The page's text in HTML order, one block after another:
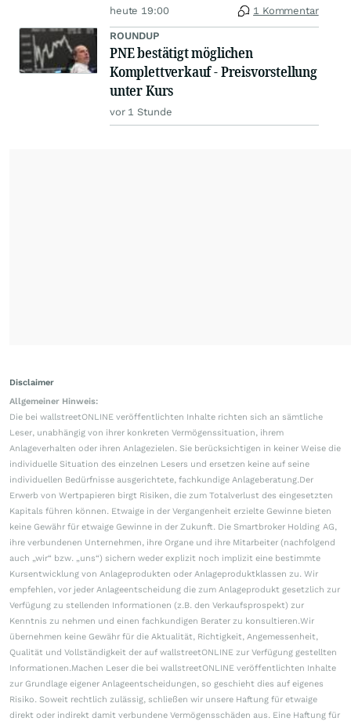
heute 19:00 1 Kommentar
ROUNDUP
PNE bestätigt möglichen
Komplettverkauf - Preisvorstellung
unter Kurs
vor 1 Stunde
Disclaimer
Allgemeiner Hinweis:
Die bei wallstreetONLINE veröffentlichten Inhalte richten sich an sämtliche
Leser, unabhängig von ihrer konkreten Vermögenssituation, ihrem
Anlageverhalten oder ihren Anlagezielen. Sie berücksichtigen in keiner Weise die
individuelle Situation des einzelnen Lesers und ersetzen keine auf seine
individuellen Bedürfnisse ausgerichtete, fachkundige Anlageberatung.Der
Erwerb von Wertpapieren birgt Risiken, die zum Totalverlust des eingesetzten
Kapitals führen können. Etwaige in der Vergangenheit erzielte Gewinne bieten
keine Gewähr für etwaige Gewinne in der Zukunft. Die Smartbroker Holding AG,
ihre verbundenen Unternehmen, ihre Organe und ihre Mitarbeiter (nachfolgend
auch „wir“ bzw. „uns“) sichern weder explizit noch implizit eine bestimmte
Kursentwicklung von Anlageprodukten oder Anlageproduktklassen zu. Wir
empfehlen, vor jeder Anlageentscheidung die zum Anlageprodukt gesetzlich zur
Verfügung zu stellenden Informationen (z.B. den Verkaufsprospekt) zur
Kenntnis zu nehmen und einen fachkundigen Berater zu konsultieren.Wir
übernehmen keine Gewähr für die Aktualität, Richtigkeit, Angemessenheit,
Qualität und Vollständigkeit der auf wallstreetONLINE zur Verfügung gestellten
Informationen.Machen Leser die bei wallstreetONLINE veröffentlichten Inhalte
zur Grundlage eigener Anlageentscheidungen, so geschieht dies auf eigenes
Risiko. Soweit rechtlich zulässig, schließen wir unsere Haftung für etwaige
direkt oder indirekt damit verbundene Vermögensschäden aus. Eine Haftung für